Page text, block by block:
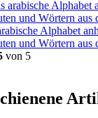
Alphabet
und Wörtern aus
von 5